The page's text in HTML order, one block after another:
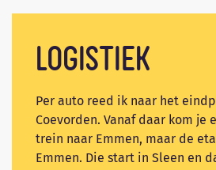
Logistiek
Per auto reed ik naar het
Coevorden. Vanaf daar kom je
trein naar Emmen, maar de
Emmen. Die start in Sleen en